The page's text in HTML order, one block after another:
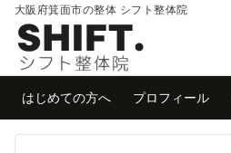
大阪府箕面市の整体 シフト整体院
はじめての方へ プロフィール